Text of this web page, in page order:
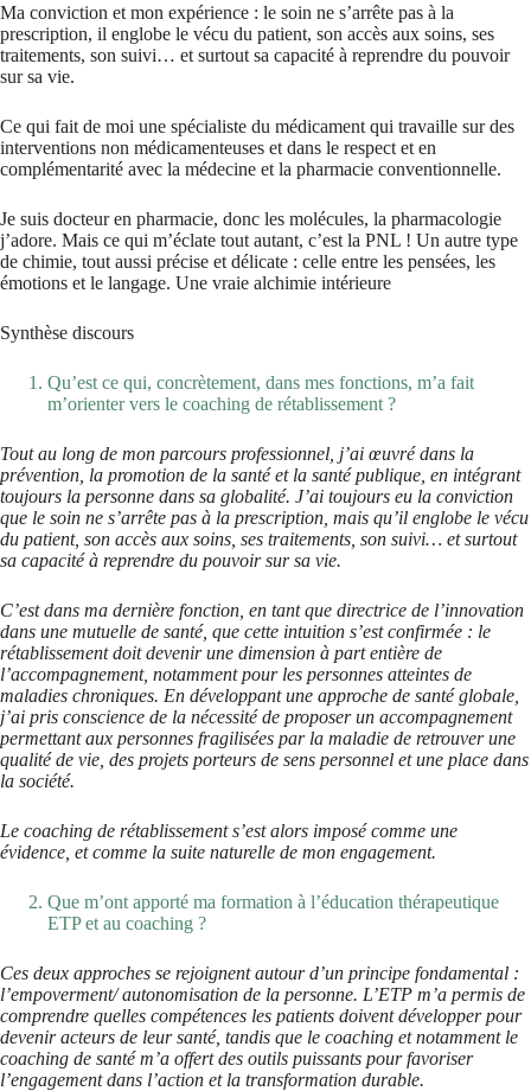
Ma conviction et mon expérience : le soin ne s’arrête pas à la
prescription, il englobe le vécu du patient, son accès aux soins, ses
traitements, son suivi… et surtout sa capacité à reprendre du pouvoir
sur sa vie.
Ce qui fait de moi une spécialiste du médicament qui travaille sur des
interventions non médicamenteuses et dans le respect et en
complémentarité avec la médecine et la pharmacie conventionnelle.
Je suis docteur en pharmacie, donc les molécules, la pharmacologie
j’adore. Mais ce qui m’éclate tout autant, c’est la PNL ! Un autre type
de chimie, tout aussi précise et délicate : celle entre les pensées, les
émotions et le langage. Une vraie alchimie intérieure
Synthèse discours
Qu’est ce qui, concrètement, dans mes fonctions, m’a fait
m’orienter vers le coaching de rétablissement ?
Tout au long de mon parcours professionnel, j’ai œuvré dans la
prévention, la promotion de la santé et la santé publique, en intégrant
toujours la personne dans sa globalité. J’ai toujours eu la conviction
que le soin ne s’arrête pas à la prescription, mais qu’il englobe le vécu
du patient, son accès aux soins, ses traitements, son suivi… et surtout
sa capacité à reprendre du pouvoir sur sa vie.
C’est dans ma dernière fonction, en tant que directrice de l’innovation
dans une mutuelle de santé, que cette intuition s’est confirmée : le
rétablissement doit devenir une dimension à part entière de
l’accompagnement, notamment pour les personnes atteintes de
maladies chroniques. En développant une approche de santé globale,
j’ai pris conscience de la nécessité de proposer un accompagnement
permettant aux personnes fragilisées par la maladie de retrouver une
qualité de vie, des projets porteurs de sens personnel et une place dans
la société.
Le coaching de rétablissement s’est alors imposé comme une
évidence, et comme la suite naturelle de mon engagement.
Que m’ont apporté ma formation à l’éducation thérapeutique
ETP et au coaching ?
Ces deux approches se rejoignent autour d’un principe fondamental :
l’empoverment/ autonomisation de la personne. L’ETP m’a permis de
comprendre quelles compétences les patients doivent développer pour
devenir acteurs de leur santé, tandis que le coaching et notamment le
coaching de santé m’a offert des outils puissants pour favoriser
l’engagement dans l’action et la transformation durable.